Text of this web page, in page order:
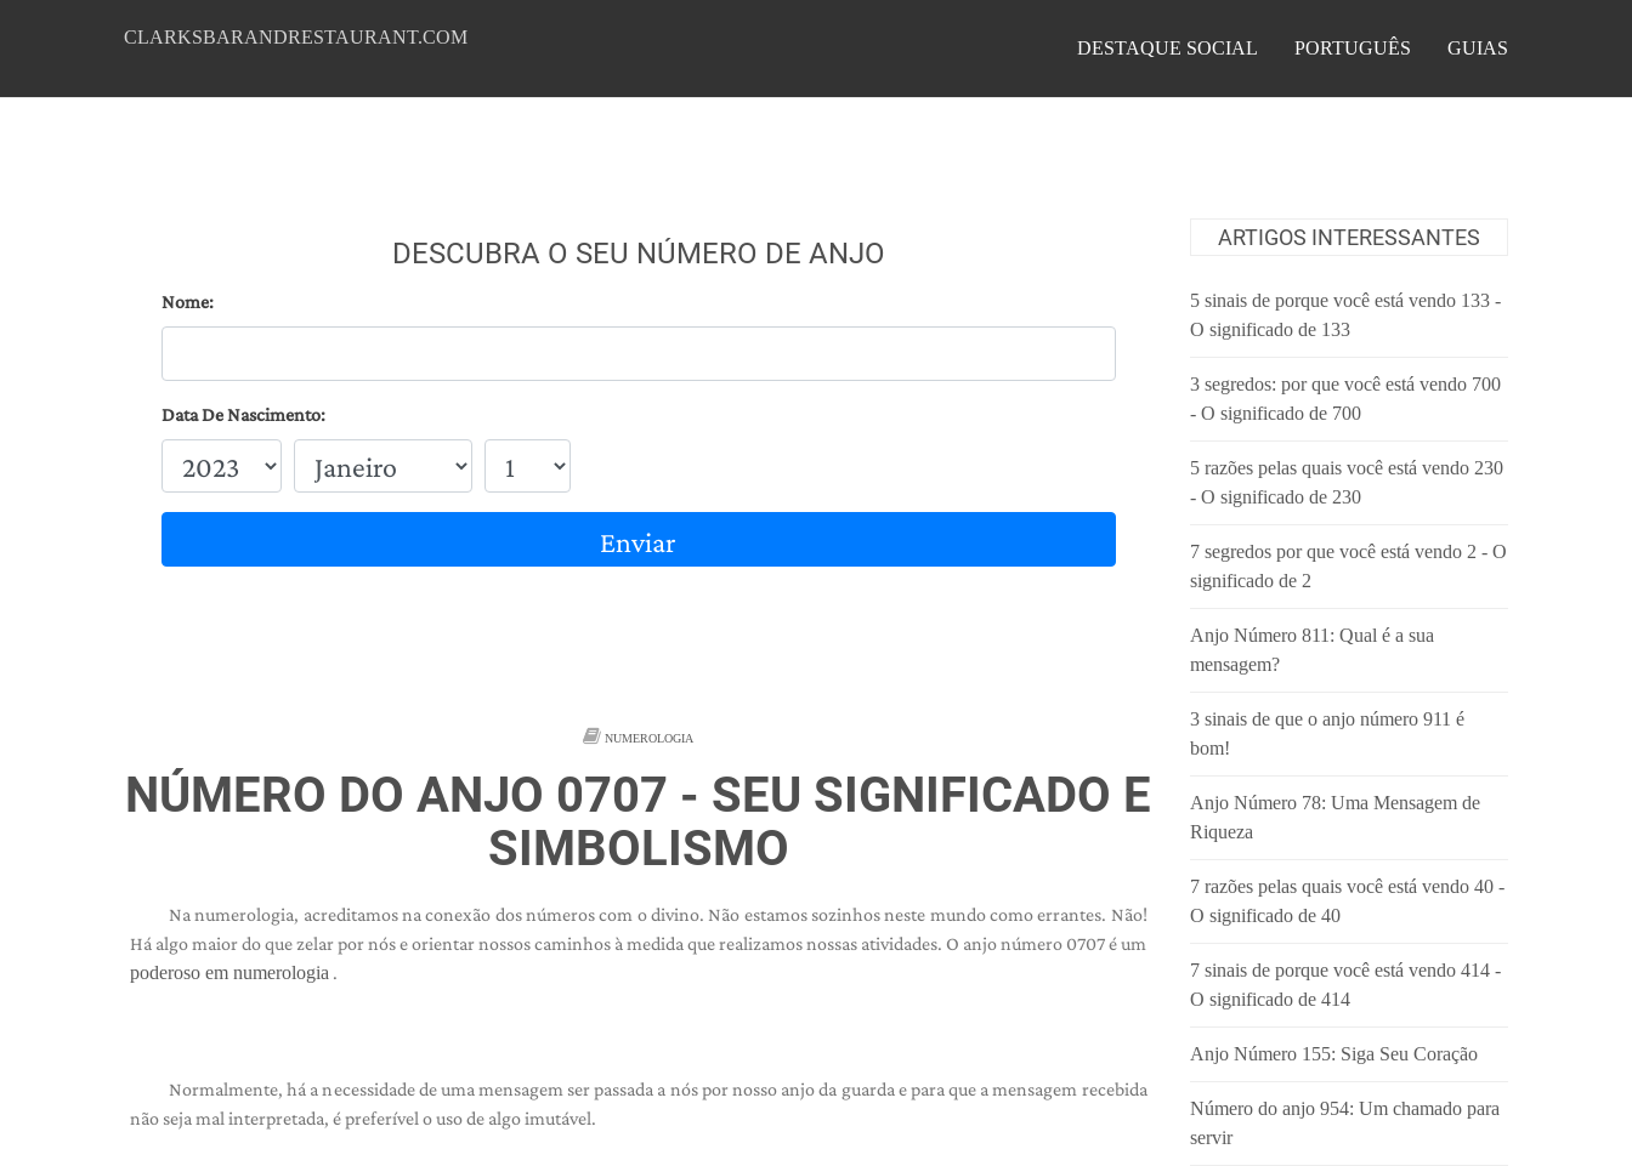
CLARKSBARANDRESTAURANT.COM
DESTAQUE SOCIAL PORTUGUÊS GUIAS
DESCUBRA O SEU NÚMERO DE ANJO
Nome:
Data De Nascimento:
Enviar
NUMEROLOGIA
NÚMERO DO ANJO 0707 - SEU SIGNIFICADO E
SIMBOLISMO
Na numerologia, acreditamos na conexão dos números com o divino. Não estamos sozinhos neste mundo como errantes. Não!
Há algo maior do que zelar por nós e orientar nossos caminhos à medida que realizamos nossas atividades. O anjo número 0707 é um
poderoso em numerologia .
Normalmente, há a necessidade de uma mensagem ser passada a nós por nosso anjo da guarda e para que a mensagem recebida
não seja mal interpretada, é preferível o uso de algo imutável.
ARTIGOS INTERESSANTES
5 sinais de porque você está vendo 133 -
O significado de 133
3 segredos: por que você está vendo 700
- O significado de 700
5 razões pelas quais você está vendo 230
- O significado de 230
7 segredos por que você está vendo 2 - O
significado de 2
Anjo Número 811: Qual é a sua
mensagem?
3 sinais de que o anjo número 911 é
bom!
Anjo Número 78: Uma Mensagem de
Riqueza
7 razões pelas quais você está vendo 40 -
O significado de 40
7 sinais de porque você está vendo 414 -
O significado de 414
Anjo Número 155: Siga Seu Coração
Número do anjo 954: Um chamado para
servir